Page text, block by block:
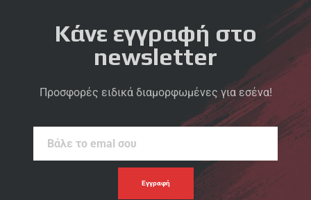
Κάνε εγγραφή στο
newsletter
Προσφορές ειδικά διαμορφωμένες για εσένα!